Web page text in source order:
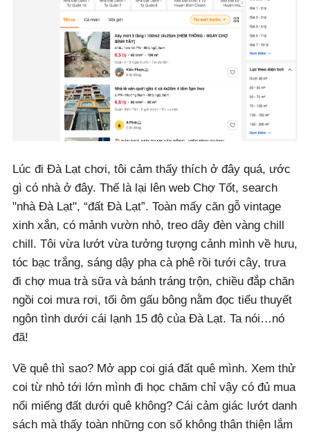
Lúc đi Đà Lạt chơi, tôi cảm thấy thích ở đây quá, ước
gì có nhà ở đây. Thế là lại lên web Chợ Tốt, search
"nhà Đà Lạt", “đất Đà Lạt”. Toàn mấy căn gỗ vintage
xinh xắn, có mảnh vườn nhỏ, treo dây đèn vàng chill
chill. Tôi vừa lướt vừa tưởng tượng cảnh mình về hưu,
tóc bạc trắng, sáng dậy pha cà phê rồi tưới cây, trưa
đi chợ mua trà sữa và bánh tráng trộn, chiều đắp chăn
ngồi coi mưa rơi, tối ôm gấu bông nằm đọc tiểu thuyết
ngôn tình dưới cái lạnh 15 độ của Đà Lạt. Ta nói…nó
đã!
Về quê thì sao? Mở app coi giá đất quê mình. Xem thử
coi từ nhỏ tới lớn mình đi học chăm chỉ vậy có đủ mua
nổi miếng đất dưới quê không? Cái cảm giác lướt danh
sách mà thấy toàn những con số không thân thiện lắm